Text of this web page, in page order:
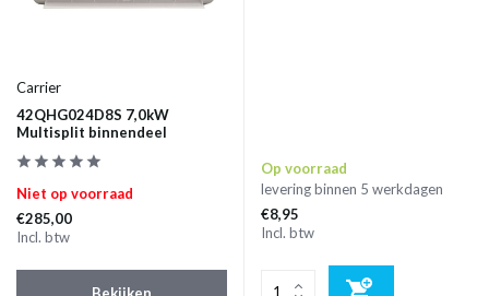
Carrier
42QHG024D8S 7,0kW
Multisplit binnendeel
Niet op voorraad
€285,00
Incl. btw
Op voorraad
levering binnen 5 werkdagen
€8,95
Incl. btw